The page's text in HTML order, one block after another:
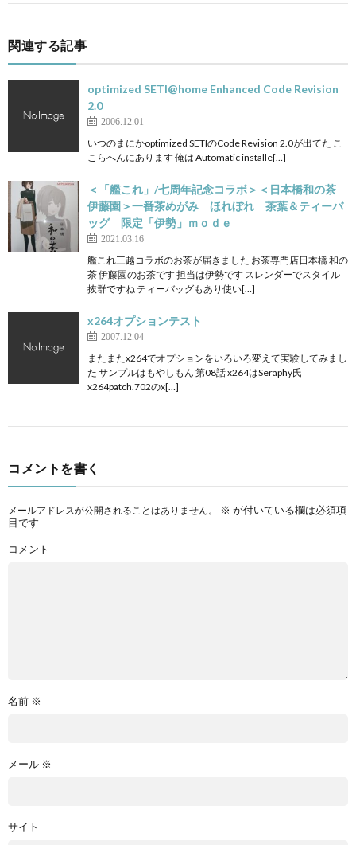
関連する記事
optimized SETI@home Enhanced Code Revision
2.0
2006.12.01
いつのまにかoptimized SETIのCode Revision 2.0が出てた こ
こらへんにあります 俺は Automatic installe[…]
＜「艦これ」/七周年記念コラボ＞＜日本橋和の茶
伊藤園＞一番茶めがみ ほれぼれ 茶葉＆ティーバ
ッグ 限定「伊勢」ｍｏｄｅ
2021.03.16
艦これ三越コラボのお茶が届きました お茶専門店日本橋 和の
茶 伊藤園のお茶です 担当は伊勢です スレンダーでスタイル
抜群ですね ティーバッグもあり使い[…]
x264オプションテスト
2007.12.04
またまたx264でオプションをいろいろ変えて実験してみまし
た サンプルはもやしもん 第08話 x264はSeraphy氏
x264patch.702のx[…]
コメントを書く
メールアドレスが公開されることはありません。 ※ が付いている欄は必須項
目です
コメント
名前 ※
メール ※
サイト